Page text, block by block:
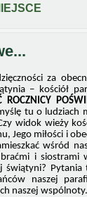
za
– kościół
ROCZNICY
tu o ludziach
widok wieży
Jego miłości i
wśród
i siostrami
Pytania
naszej
naszej